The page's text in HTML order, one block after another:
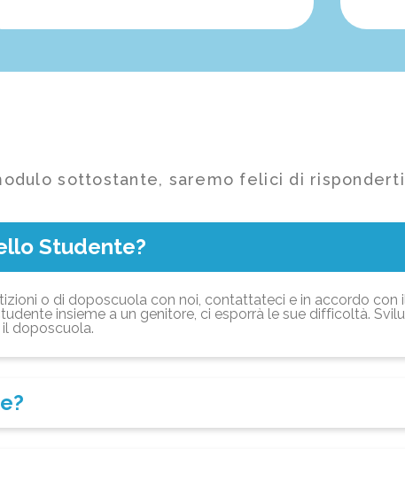
sottostante, saremo felici di
Studente?
o di doposcuola con noi, contattateci e in accordo con
insieme a un genitore, ci esporrà le sue difficoltà.
doposcuola.